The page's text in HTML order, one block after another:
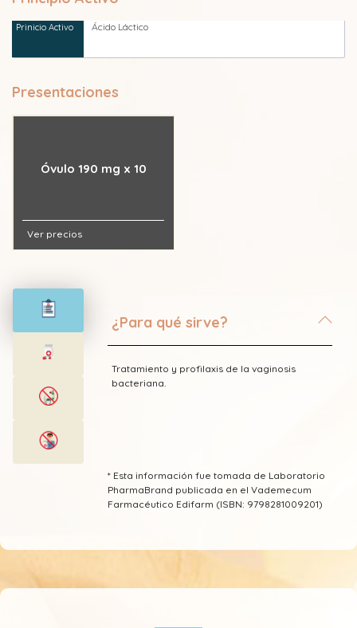
Ácido Láctico
Presentaciones
Óvulo 190 mg x 10
Ver precios
¿Para qué sirve?
Tratamiento y profilaxis de la vaginosis
bacteriana.
* Esta información fue tomada de Laboratorio
PharmaBrand publicada en el Vademecum
Farmacéutico Edifarm (ISBN: 9798281009201)